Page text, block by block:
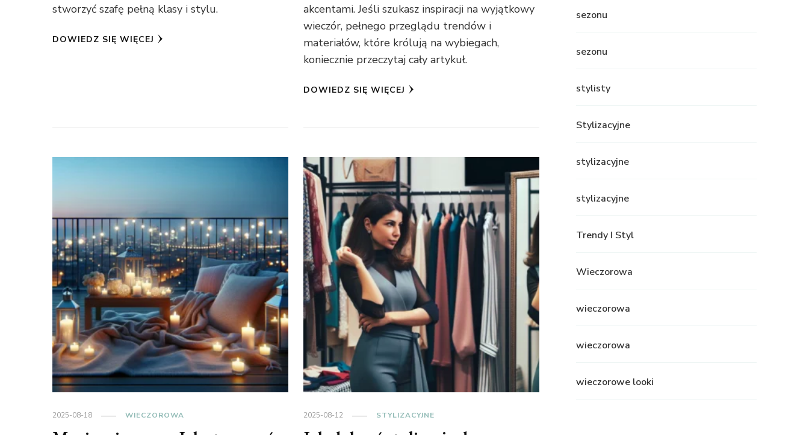
stworzyć szafę pełną klasy i stylu.
DOWIEDZ SIĘ WIĘCEJ
akcentami. Jeśli szukasz inspiracji na wyjątkowy
wieczór, pełnego przeglądu trendów i
materiałów, które królują na wybiegach,
koniecznie przeczytaj cały artykuł.
DOWIEDZ SIĘ WIĘCEJ
2025-08-18 WIECZOROWA 2025-08-12 STYLIZACYJNE
sezonu
sezonu
stylisty
Stylizacyjne
stylizacyjne
stylizacyjne
Trendy I Styl
Wieczorowa
wieczorowa
wieczorowa
wieczorowe looki